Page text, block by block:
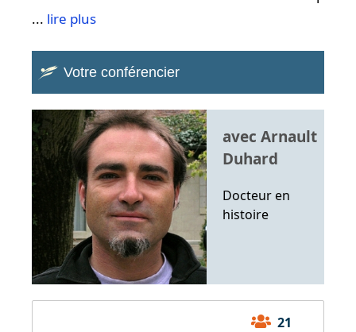
... lire plus
Votre conférencier
avec Arnault
Duhard
Docteur en
histoire
21